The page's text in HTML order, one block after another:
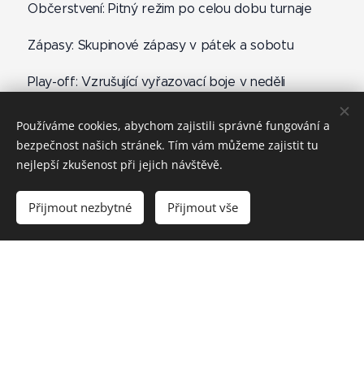
🥤 Občerstvení: Pitný režim po celou dobu turnaje
🏒 Zápasy: Skupinové zápasy v pátek a sobotu
🏆 Play-off: Vzrušující vyřazovací boje v neděli
🎯 Soutěže: Soutěže zručnosti s atraktivními cenami
🎁 Tombola: Losování o hodnotné ceny
🔥 Registrace hráčů
Neváhejte a zaregistrujte se ještě dnes!
Používáme cookies, abychom zajistili správné fungování a
bezpečnost našich stránek. Tím vám můžeme zajistit tu
nejlepší zkušenost při jejich návštěvě.
Přijmout nezbytné Přijmout vše